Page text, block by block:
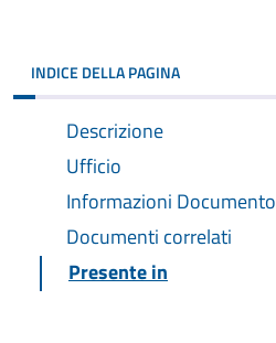
INDICE DELLA PAGINA
Descrizione
Ufficio
Informazioni Documento
Documenti correlati
Presente in